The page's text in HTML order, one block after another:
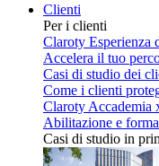
Clienti
Per i clienti
Claroty Esperienza
Accelera il tuo
Casi di studio dei
Come i clienti
Claroty Accademia
Abilitazione e
Casi di studio in